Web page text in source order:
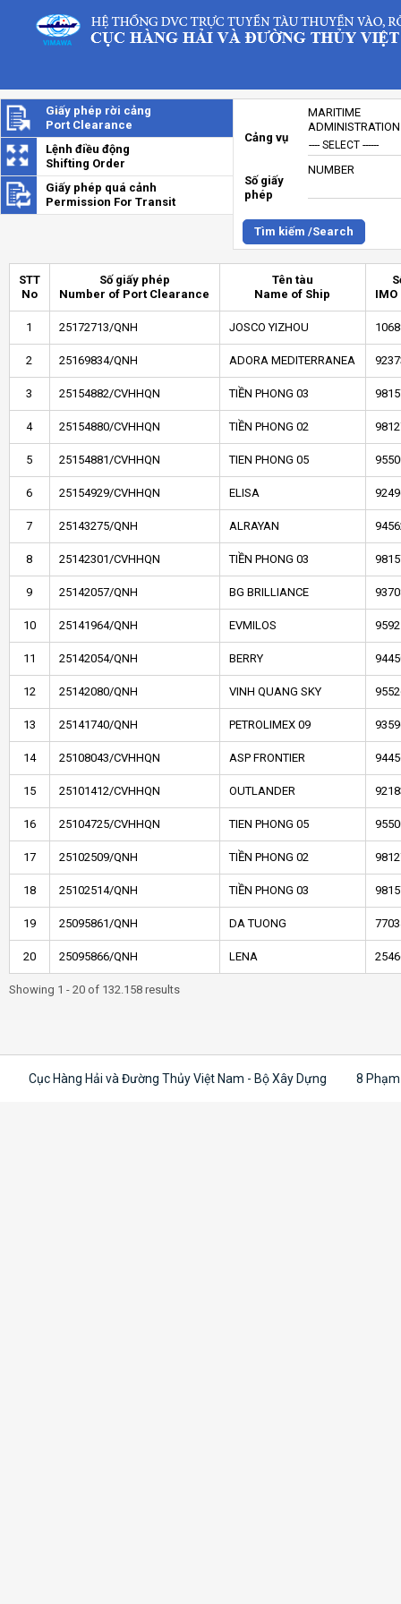
Giấy phép rời cảng
Port Clearance
Lệnh điều động
Shifting Order
Giấy phép quá cảnh
Permission For Transit
Cảng vụ
MARITIME
Số giấy
phép
NUMBER
Tìm kiếm /Search
STT
No
Số giấy phép
Number of Port Clearance
Tên tàu
Name of Ship
1 25172713/QNH JOSCO YIZHOU
2 25169834/QNH ADORA MEDITERRANEA
3 25154882/CVHHQN TIỀN PHONG 03
4 25154880/CVHHQN TIỀN PHONG 02
5 25154881/CVHHQN TIEN PHONG 05
6 25154929/CVHHQN ELISA
7 25143275/QNH ALRAYAN
8 25142301/CVHHQN TIỀN PHONG 03
9 25142057/QNH BG BRILLIANCE
10 25141964/QNH EVMILOS
11 25142054/QNH BERRY
12 25142080/QNH VINH QUANG SKY
13 25141740/QNH PETROLIMEX 09
14 25108043/CVHHQN ASP FRONTIER
15 25101412/CVHHQN OUTLANDER
16 25104725/CVHHQN TIEN PHONG 05
17 25102509/QNH TIỀN PHONG 02
18 25102514/QNH TIỀN PHONG 03
19 25095861/QNH DA TUONG
20 25095866/QNH LENA
Showing 1 - 20 of 132.158 results
Cục Hàng Hải và Đường Thủy Việt Nam - Bộ Xây Dựng 8 Phạm